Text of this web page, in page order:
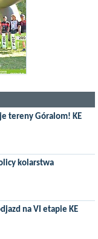
tereny Góralom! KE
Góralom! Wszystko
Kaczmarek Electric MTB.
kolarstwa
niedzielę wakacji
zarówno dla
na VI etapie KE
cyklu Grand Prix